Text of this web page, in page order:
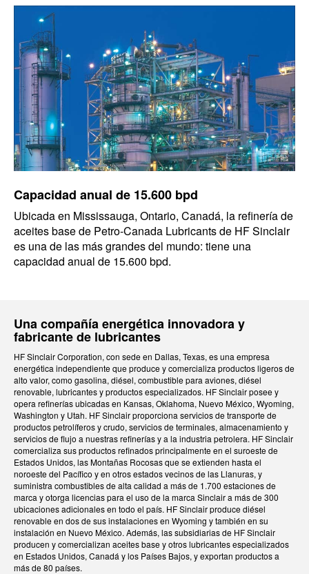
Capacidad anual de 15.600 bpd
Ubicada en Mississauga, Ontario, Canadá, la refinería de
aceites base de Petro-Canada Lubricants de HF Sinclair
es una de las más grandes del mundo: tiene una
capacidad anual de 15.600 bpd.
Una compañía energética innovadora y
fabricante de lubricantes
HF Sinclair Corporation, con sede en Dallas, Texas, es una empresa
energética independiente que produce y comercializa productos ligeros de
alto valor, como gasolina, diésel, combustible para aviones, diésel
renovable, lubricantes y productos especializados. HF Sinclair posee y
opera refinerías ubicadas en Kansas, Oklahoma, Nuevo México, Wyoming,
Washington y Utah. HF Sinclair proporciona servicios de transporte de
productos petrolíferos y crudo, servicios de terminales, almacenamiento y
servicios de flujo a nuestras refinerías y a la industria petrolera. HF Sinclair
comercializa sus productos refinados principalmente en el suroeste de
Estados Unidos, las Montañas Rocosas que se extienden hasta el
noroeste del Pacífico y en otros estados vecinos de las Llanuras, y
suministra combustibles de alta calidad a más de 1.700 estaciones de
marca y otorga licencias para el uso de la marca Sinclair a más de 300
ubicaciones adicionales en todo el país. HF Sinclair produce diésel
renovable en dos de sus instalaciones en Wyoming y también en su
instalación en Nuevo México. Además, las subsidiarias de HF Sinclair
producen y comercializan aceites base y otros lubricantes especializados
en Estados Unidos, Canadá y los Países Bajos, y exportan productos a
más de 80 países.